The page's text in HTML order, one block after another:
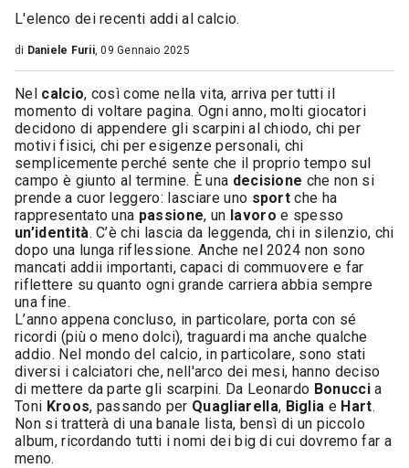
L'elenco dei recenti addi al calcio.
di Daniele Furii, 09 Gennaio 2025
Nel calcio, così come nella vita, arriva per tutti il
momento di voltare pagina. Ogni anno, molti giocatori
decidono di appendere gli scarpini al chiodo, chi per
motivi fisici, chi per esigenze personali, chi
semplicemente perché sente che il proprio tempo sul
campo è giunto al termine. È una decisione che non si
prende a cuor leggero: lasciare uno sport che ha
rappresentato una passione, un lavoro e spesso
un’identità. C’è chi lascia da leggenda, chi in silenzio, chi
dopo una lunga riflessione. Anche nel 2024 non sono
mancati addii importanti, capaci di commuovere e far
riflettere su quanto ogni grande carriera abbia sempre
una fine.
L’anno appena concluso, in particolare, porta con sé
ricordi (più o meno dolci), traguardi ma anche qualche
addio. Nel mondo del calcio, in particolare, sono stati
diversi i calciatori che, nell'arco dei mesi, hanno deciso
di mettere da parte gli scarpini. Da Leonardo Bonuccia
Toni Kroos, passando per Quagliarella, Biglia e Hart.
Non si tratterà di una banale lista, bensì di un piccolo
album, ricordando tutti i nomi dei big di cui dovremo far a
meno.